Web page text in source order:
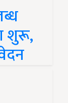
शुरू,